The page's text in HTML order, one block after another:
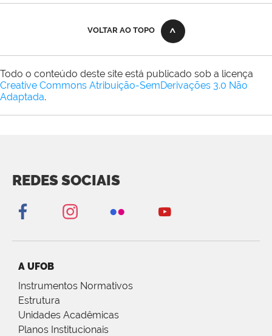
VOLTAR AO TOPO
Todo o conteúdo deste site está publicado sob a licença
Creative Commons Atribuição-SemDerivações 3.0 Não
Adaptada.
REDES SOCIAIS
A UFOB
Instrumentos Normativos
Estrutura
Unidades Acadêmicas
Planos Institucionais